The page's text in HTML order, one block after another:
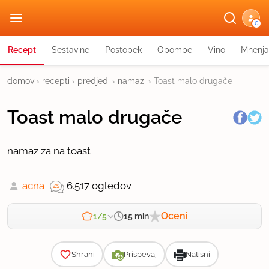
G
Recept Sestavine Postopek Opombe Vino Mnenja
domov › recepti › predjedi › namazi › Toast malo drugače
Toast malo drugače
namaz za na toast
acna 6.517 ogledov
1/5 15 min Oceni
Shrani Prispevaj Natisni